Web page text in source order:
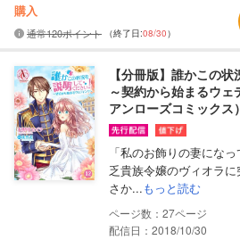
購入
通常120ポイント （終了日:08/30）
【分冊版】誰かこの
～契約から始まるウェ
アンローズコミックス）
「私のお飾りの妻にな
乏貴族令嬢のヴィオラ
さか...もっと読む
27
配信日：2018/10/30